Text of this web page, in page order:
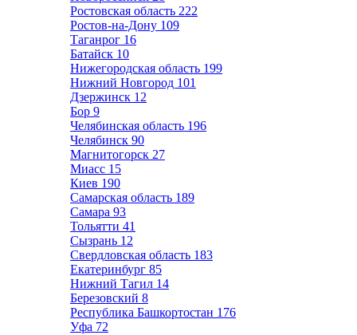
Ростовская область 222
Ростов-на-Дону 109
Таганрог 16
Батайск 10
Нижегородская область 199
Нижний Новгород 101
Дзержинск 12
Бор 9
Челябинская область 196
Челябинск 90
Магнитогорск 27
Миасс 15
Киев 190
Самарская область 189
Самара 93
Тольятти 41
Сызрань 12
Свердловская область 183
Екатеринбург 85
Нижний Тагил 14
Березовский 8
Республика Башкортостан 176
Уфа 72